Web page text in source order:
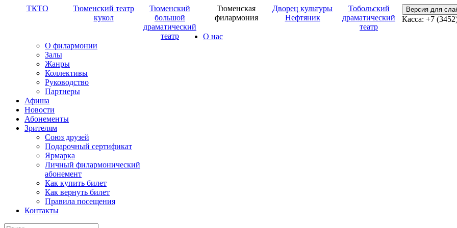
ТКТО
Тюменский театр
кукол
Тюменский
большой
драматический
театр
Тюменская
филармония
Дворец культуры
Нефтяник
Тобольский
драматический
театр
Версия для
Касса: +7
О нас
О филармонии
Залы
Жанры
Коллективы
Руководство
Партнеры
Афиша
Новости
Абонементы
Зрителям
Союз друзей
Подарочный сертификат
Ярмарка
Личный филармонический
абонемент
Как купить билет
Как вернуть билет
Правила посещения
Контакты